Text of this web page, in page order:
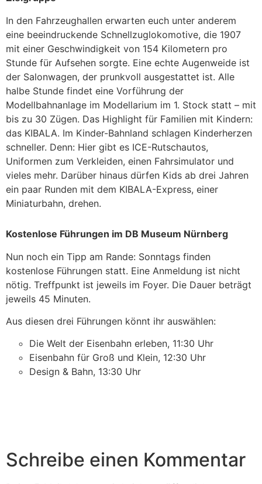
In den Fahrzeughallen erwarten euch unter anderem
eine beeindruckende Schnellzuglokomotive, die 1907
mit einer Geschwindigkeit von 154 Kilometern pro
Stunde für Aufsehen sorgte. Eine echte Augenweide ist
der Salonwagen, der prunkvoll ausgestattet ist. Alle
halbe Stunde findet eine Vorführung der
Modellbahnanlage im Modellarium im 1. Stock statt – mit
bis zu 30 Zügen. Das Highlight für Familien mit Kindern:
das KIBALA. Im Kinder-Bahnland schlagen Kinderherzen
schneller. Denn: Hier gibt es ICE-Rutschautos,
Uniformen zum Verkleiden, einen Fahrsimulator und
vieles mehr. Darüber hinaus dürfen Kids ab drei Jahren
ein paar Runden mit dem KIBALA-Express, einer
Miniaturbahn, drehen.
Kostenlose Führungen im DB Museum Nürnberg
Nun noch ein Tipp am Rande: Sonntags finden
kostenlose Führungen statt. Eine Anmeldung ist nicht
nötig. Treffpunkt ist jeweils im Foyer. Die Dauer beträgt
jeweils 45 Minuten.
Aus diesen drei Führungen könnt ihr auswählen:
Die Welt der Eisenbahn erleben, 11:30 Uhr
Eisenbahn für Groß und Klein, 12:30 Uhr
Design & Bahn, 13:30 Uhr
Schreibe einen Kommentar